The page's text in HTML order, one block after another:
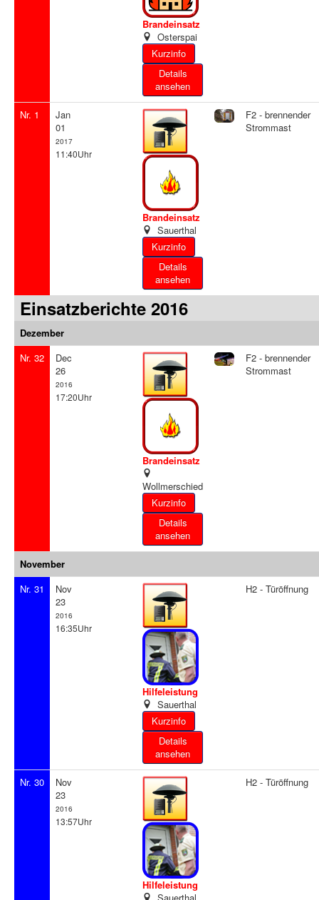
Brandeinsatz
Osterspai
Details
ansehen
Nr. 1
Jan
01
2017
11:40Uhr
Brandeinsatz
Sauerthal
Details
ansehen
F2 - brennender
Strommast
Einsatzberichte 2016
Dezember
Nr. 32
Dec
26
2016
17:20Uhr
Brandeinsatz
Wollmerschied
Details
ansehen
F2 - brennender
Strommast
November
Nr. 31
Nov
23
2016
16:35Uhr
Hilfeleistung
Sauerthal
Details
ansehen
H2 - Türöffnung
Nr. 30
Nov
23
2016
13:57Uhr
Hilfeleistung
H2 - Türöffnung